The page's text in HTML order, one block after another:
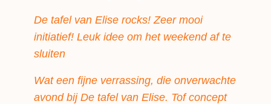
De tafel van Elise rocks! Zeer mooi
initiatief! Leuk idee om het weekend af te
sluiten
Wat een fijne verrassing, die onverwachte
avond bij De tafel van Elise. Tof concept